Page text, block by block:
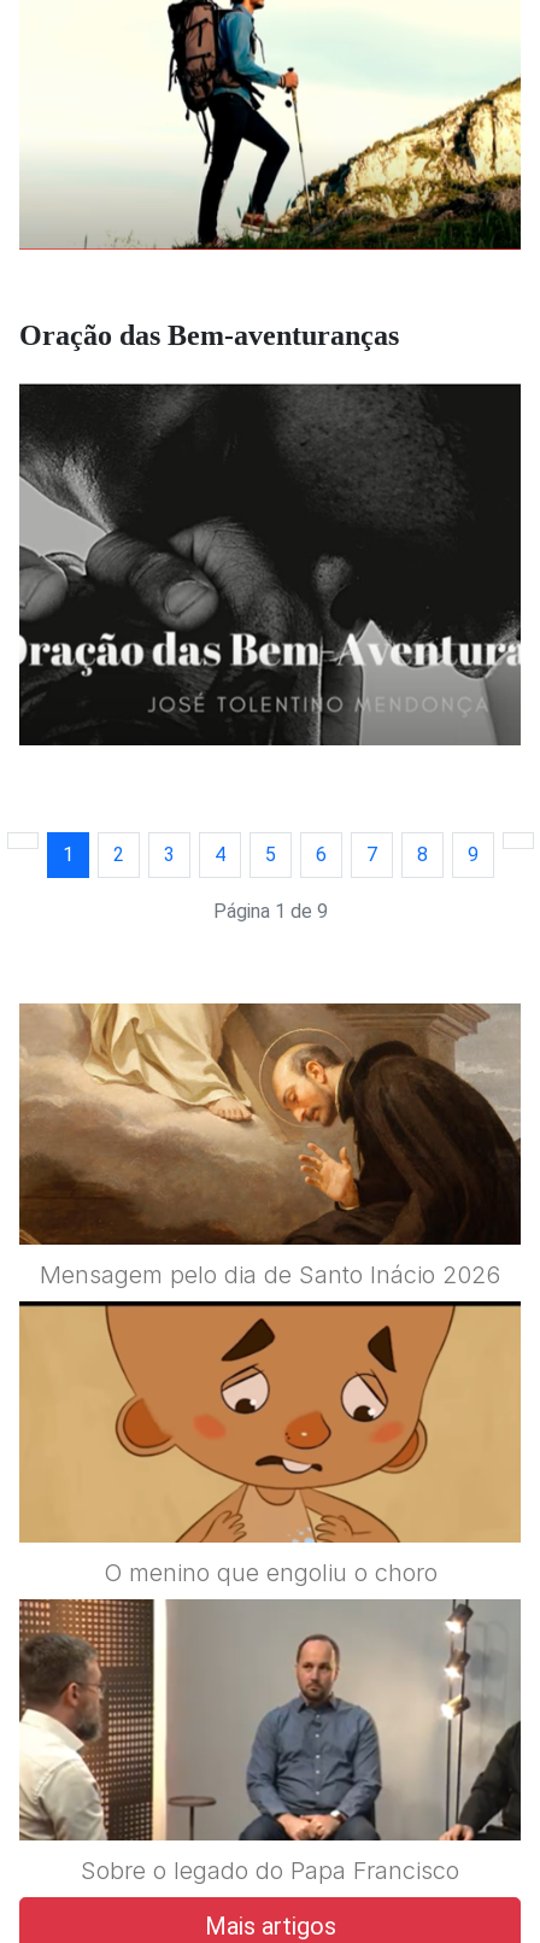
Oração das Bem-aventuranças
1 2 3 4 5 6 7 8 9
Página 1 de 9
Mensagem pelo dia de Santo Inácio 2026
O menino que engoliu o choro
Sobre o legado do Papa Francisco
Mais artigos